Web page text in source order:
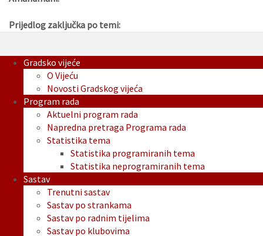
Prijedlog zaključka po temi:
Gradsko vijeće
O Vijeću
Novosti Gradskog vijeća
Program rada
Aktuelni program rada
Napredna pretraga Programa rada
Statistika tema
Statistika programiranih tema
Statistika neprogramiranih tema
Sastav
Trenutni sastav
Sastav po strankama
Sastav po radnim tijelima
Sastav po klubovima